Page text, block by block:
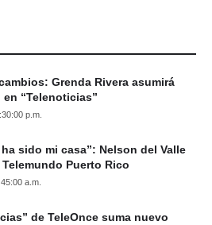
Grenda Rivera asumirá
“Telenoticias”
p.m.
ha sido mi casa”: Nelson del Valle
Telemundo Puerto Rico
a.m.
de TeleOnce suma nuevo